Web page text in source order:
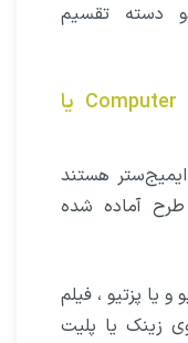
دسته تقسیم
دستگاه‌های CTF یا Computer to Film یا
هستند
طرح آماده شده
یا پزتیو ، فیلم
زینک یا پلیت